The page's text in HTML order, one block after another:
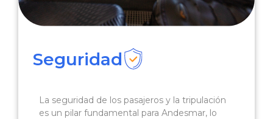
Seguridad
La seguridad de los pasajeros y la tripulación
es un pilar fundamental para Andesmar, lo